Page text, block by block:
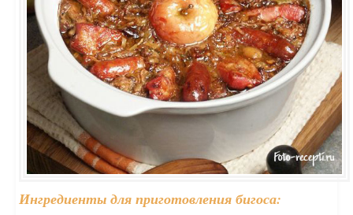
Ингредиенты для приготовления бигоса: